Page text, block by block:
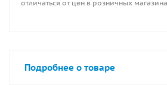
отличаться от цен в розничных
Подробнее о товаре